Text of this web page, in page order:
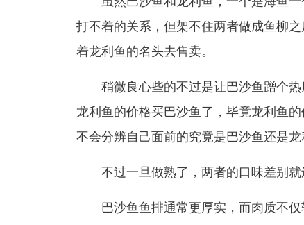
打不着的关系，但架不住两者做成鱼柳
着龙利鱼的名头去售卖。
稍微良心些的不过是让巴沙鱼蹭个热
龙利鱼的价格买巴沙鱼了，毕竟龙利鱼
不会分辨自己面前的究竟是巴沙鱼还是龙
不过一旦做熟了，两者的口味差别就
巴沙鱼鱼排通常更厚实，而肉质不仅